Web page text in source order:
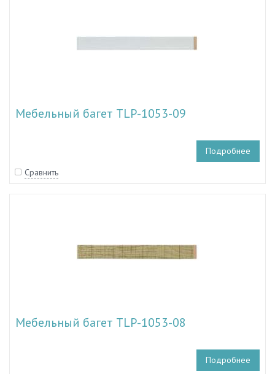
Мебельный багет TLP-1053-09
Подробнее
Сравнить
Мебельный багет TLP-1053-08
Подробнее